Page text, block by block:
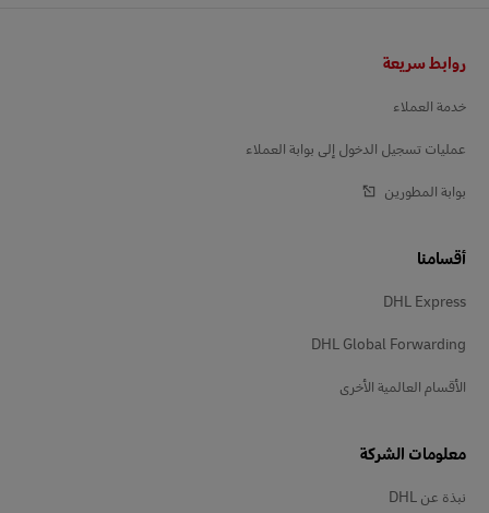
روابط سريعة
خدمة العملاء
عمليات تسجيل الدخول إلى بوابة العملاء
بوابة المطورين
أقسامنا
DHL Express
DHL Global Forwarding
الأقسام العالمية الأخرى
معلومات الشركة
نبذة عن DHL